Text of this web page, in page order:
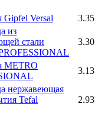
Gipfel Versal
3.35
из
стали
3.30
METRO
3.13
нержавеющая
Tefal
2.93